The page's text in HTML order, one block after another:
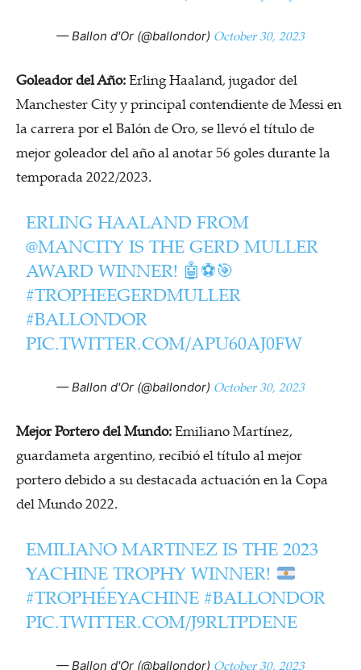
— Ballon d'Or (@ballondor) October 30, 2023
Goleador del Año:Erling Haaland, jugador del
Manchester City y principal contendiente de Messi en
la carrera por el Balón de Oro, se llevó el título de
mejor goleador del año al anotar 56 goles durante la
temporada 2022/2023.
ERLING HAALAND FROM
@MANCITY IS THE GERD MULLER
AWARD WINNER! 🤖⚽️🎯
#TROPHEEGERDMULLER
#BALLONDOR
PIC.TWITTER.COM/APU60AJ0FW
— Ballon d'Or (@ballondor) October 30, 2023
Mejor Portero del Mundo:Emiliano Martínez,
guardameta argentino, recibió el título al mejor
portero debido a su destacada actuación en la Copa
del Mundo 2022.
EMILIANO MARTINEZ IS THE 2023
YACHINE TROPHY WINNER!
#TROPHÉEYACHINE #BALLONDOR
PIC.TWITTER.COM/J9RLTPDENE
— Ballon d'Or (@ballondor) October 30, 2023